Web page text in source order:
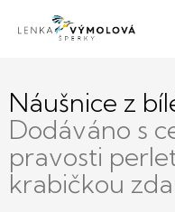
Náušnice z
Dodáváno s
pravosti
krabičkou